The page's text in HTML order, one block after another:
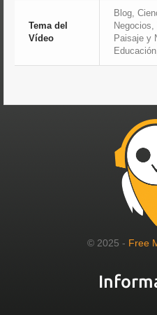
Tema del
Vídeo
Blog,
Paisaje y
© 2025 - Free